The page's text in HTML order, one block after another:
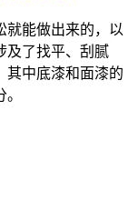
就能做出来的，以
及了找平、刮腻
其中底漆和面漆的